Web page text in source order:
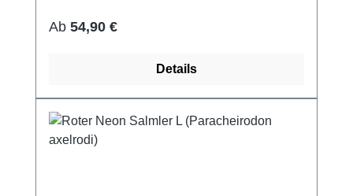
Regulärer Preis:
Ab 54,90 €
Details